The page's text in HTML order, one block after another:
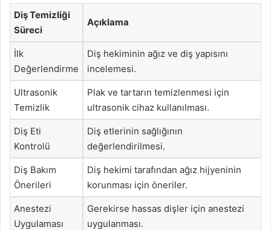
Diş Temizliği
Süreci
Açıklama
İlk
Değerlendirme
Diş hekiminin ağız ve diş yapısını
incelemesi.
Ultrasonik
Temizlik
Plak ve tartarın temizlenmesi için
ultrasonik cihaz kullanılması.
Diş Eti
Kontrolü
Diş etlerinin sağlığının
değerlendirilmesi.
Diş Bakım
Önerileri
Diş hekimi tarafından ağız hijyeninin
korunması için öneriler.
Anestezi
Uygulaması
Gerekirse hassas dişler için anestezi
uygulanması.